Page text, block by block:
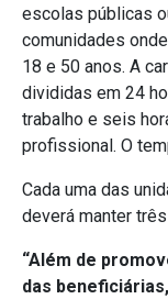
escolas públicas
comunidades
18 e 50 anos. A
divididas em 24
trabalho e seis
profissional. O
Cada uma das
deverá manter
“Além de
das